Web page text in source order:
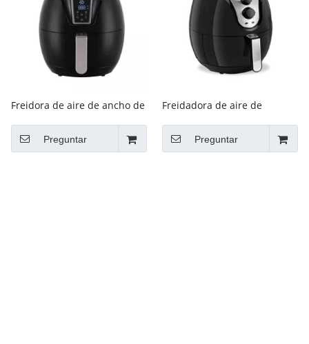
Freidora de aire de ancho de
eléctricaPreguntar
Freidadora de aire de
para freidora eléctrica sin
humo sin humo.
Preguntar